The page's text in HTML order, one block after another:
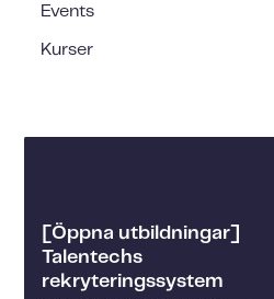
Events
Kurser
[Öppna utbildningar]
Talentechs
rekryteringssystem